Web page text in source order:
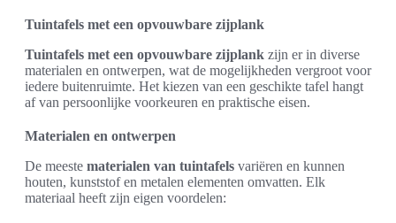
Tuintafels met een opvouwbare zijplank
Tuintafels met een opvouwbare zijplank zijn er in diverse
materialen en ontwerpen, wat de mogelijkheden vergroot voor
iedere buitenruimte. Het kiezen van een geschikte tafel hangt
af van persoonlijke voorkeuren en praktische eisen.
Materialen en ontwerpen
De meeste materialen van tuintafels variëren en kunnen
houten, kunststof en metalen elementen omvatten. Elk
materiaal heeft zijn eigen voordelen: